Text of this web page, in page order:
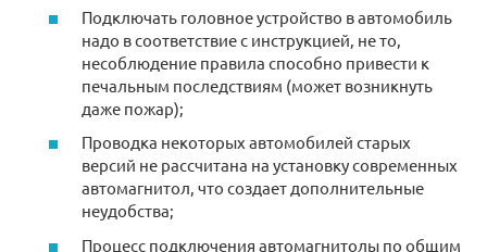
Подключать головное устройство в автомобиль
надо в соответствие с инструкцией, не то,
несоблюдение правила способно привести к
печальным последствиям (может возникнуть
даже пожар);
Проводка некоторых автомобилей старых
версий не рассчитана на установку современных
автомагнитол, что создает дополнительные
неудобства;
Процесс подключения автомагнитолы по общим